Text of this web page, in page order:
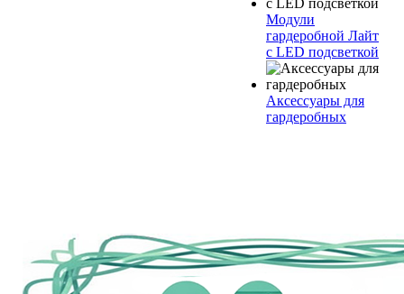
Модули
гардеробной Лайт
с LED подсветкой
Аксессуары для
гардеробных